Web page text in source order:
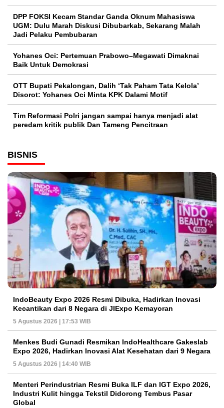
DPP FOKSI Kecam Standar Ganda Oknum Mahasiswa
UGM: Dulu Marah Diskusi Dibubarkab, Sekarang Malah
Jadi Pelaku Pembubaran
Yohanes Oci: Pertemuan Prabowo–Megawati Dimaknai
Baik Untuk Demokrasi
OTT Bupati Pekalongan, Dalih ‘Tak Paham Tata Kelola’
Disorot: Yohanes Oci Minta KPK Dalami Motif
Tim Reformasi Polri jangan sampai hanya menjadi alat
peredam kritik publik Dan Tameng Pencitraan
BISNIS
IndoBeauty Expo 2026 Resmi Dibuka, Hadirkan Inovasi
Kecantikan dari 8 Negara di JIExpo Kemayoran
5 Agustus 2026 | 17:53 WIB
Menkes Budi Gunadi Resmikan IndoHealthcare Gakeslab
Expo 2026, Hadirkan Inovasi Alat Kesehatan dari 9 Negara
5 Agustus 2026 | 14:40 WIB
Menteri Perindustrian Resmi Buka ILF dan IGT Expo 2026,
Industri Kulit hingga Tekstil Didorong Tembus Pasar
Global